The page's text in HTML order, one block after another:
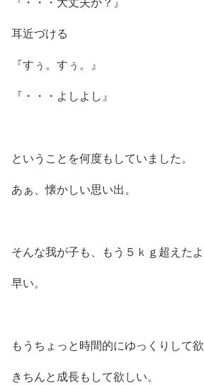
耳近づける
『すぅ。すぅ。』
『・・・よしよし』
ということを何度もしていました。
あぁ、懐かしい思い出。
そんな我が子も、もう５ｋｇ超えたよ
早い。
もうちょっと時間的にゆっくりして欲
きちんと成長もして欲しい。